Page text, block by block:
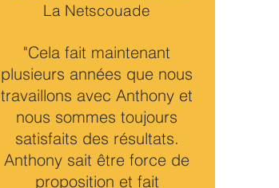
La Netscouade
"Cela fait maintenant
plusieurs années que nous
travaillons avec Anthony et
nous sommes toujours
satisfaits des résultats.
Anthony sait être force de
proposition et fait